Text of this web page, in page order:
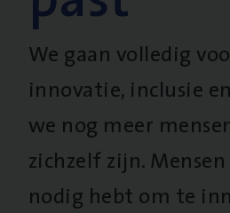
We gaan volledig
innovatie, inclusie
we nog meer
zichzelf zijn.
nodig hebt om te